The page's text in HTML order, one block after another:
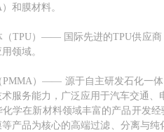
和膜材料。
（TPU）—— 国际先进的TPU供应
领域。
PMMA）—— 源于自主研发石化一
服务能力，广泛应用于汽车交通、
学在新材料领域丰富的产品开发经
产品为核心的高端过滤、分离与